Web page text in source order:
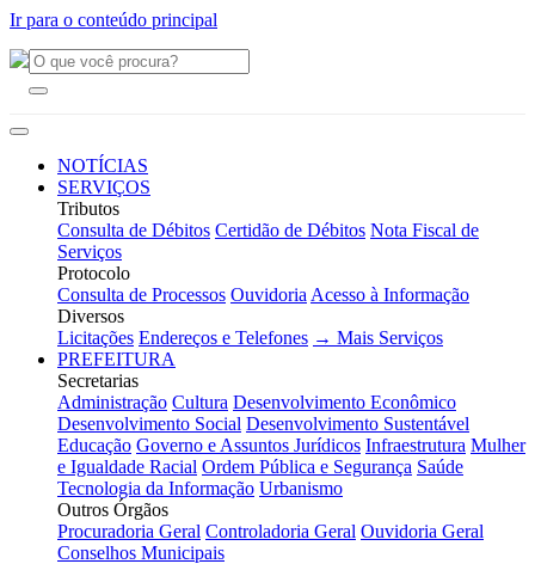
Ir para o conteúdo principal
NOTÍCIAS
SERVIÇOS
Tributos
Consulta de Débitos Certidão de Débitos Nota Fiscal de
Serviços
Protocolo
Consulta de Processos Ouvidoria Acesso à Informação
Diversos
Licitações Endereços e Telefones → Mais Serviços
PREFEITURA
Secretarias
Administração Cultura Desenvolvimento Econômico
Desenvolvimento Social Desenvolvimento Sustentável
Educação Governo e Assuntos Jurídicos Infraestrutura Mulher
e Igualdade Racial Ordem Pública e Segurança Saúde
Tecnologia da Informação Urbanismo
Outros Órgãos
Procuradoria Geral Controladoria Geral Ouvidoria Geral
Conselhos Municipais